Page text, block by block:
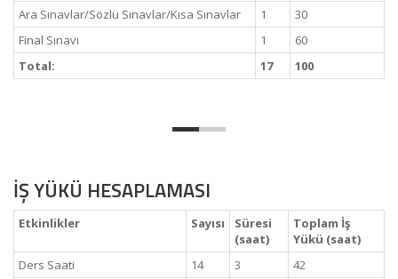
Ara Sınavlar/Sözlü Sınavlar/Kısa Sınavlar
1
30
Final Sınavı
1
60
Total:
17 100
İŞ YÜKÜ HESAPLAMASI
Etkinlikler Sayısı
Süresi
(saat)
Toplam İş
Yükü (saat)
Ders Saati
14 3
42